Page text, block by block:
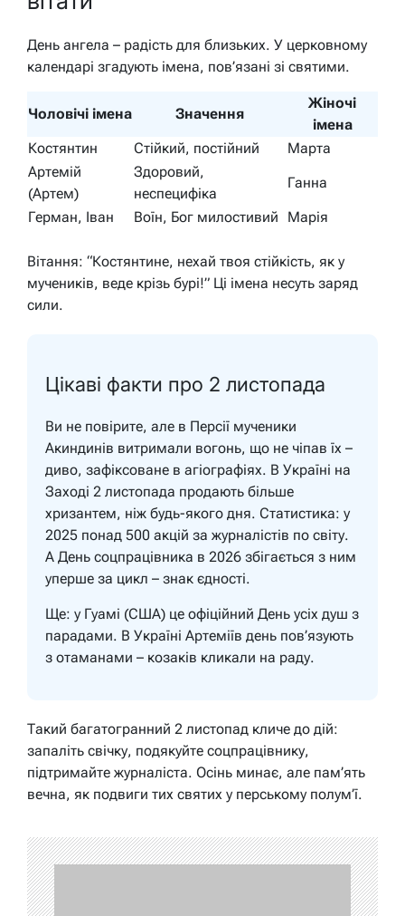
День ангела – радість для близьких. У церковному
календарі згадують імена, пов’язані зі святими.
Чоловічі імена Значення
Жіночі
імена
Костянтин
Стійкий, постійний
Марта
Артемій
(Артем)
Здоровий,
неспецифіка
Ганна
Герман, Іван
Воїн, Бог милостивий Марія
Вітання: “Костянтине, нехай твоя стійкість, як у
мучеників, веде крізь бурі!” Ці імена несуть заряд
сили.
Цікаві факти про 2 листопада
Ви не повірите, але в Персії мученики
Акиндинів витримали вогонь, що не чіпав їх –
диво, зафіксоване в агіографіях. В Україні на
Заході 2 листопада продають більше
хризантем, ніж будь-якого дня. Статистика: у
2025 понад 500 акцій за журналістів по світу.
А День соцпрацівника в 2026 збігається з ним
уперше за цикл – знак єдності.
Ще: у Гуамі (США) це офіційний День усіх душ з
парадами. В Україні Артеміїв день пов’язують
з отаманами – козаків кликали на раду.
Такий багатогранний 2 листопад кличе до дій:
запаліть свічку, подякуйте соцпрацівнику,
підтримайте журналіста. Осінь минає, але пам’ять
вечна, як подвиги тих святих у перському полум’ї.